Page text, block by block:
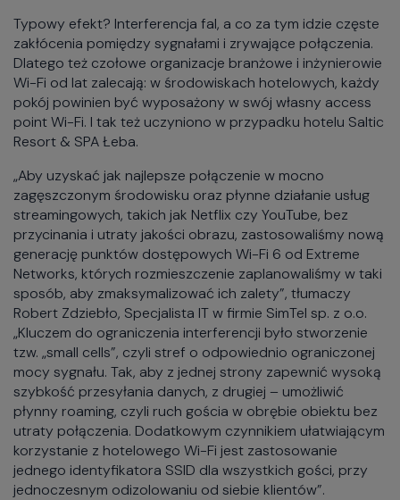
Typowy efekt? Interferencja fal, a co za tym idzie częste
zakłócenia pomiędzy sygnałami i zrywające połączenia.
Dlatego też czołowe organizacje branżowe i inżynierowie
Wi-Fi od lat zalecają: w środowiskach hotelowych, każdy
pokój powinien być wyposażony w swój własny access
point Wi-Fi. I tak też uczyniono w przypadku hotelu Saltic
Resort & SPA Łeba.
„Aby uzyskać jak najlepsze połączenie w mocno
zagęszczonym środowisku oraz płynne działanie usług
streamingowych, takich jak Netflix czy YouTube, bez
przycinania i utraty jakości obrazu, zastosowaliśmy nową
generację punktów dostępowych Wi-Fi 6 od Extreme
Networks, których rozmieszczenie zaplanowaliśmy w taki
sposób, aby zmaksymalizować ich zalety”, tłumaczy
Robert Zdziebło, Specjalista IT w firmie SimTel sp. z o.o.
„Kluczem do ograniczenia interferencji było stworzenie
tzw. „small cells”, czyli stref o odpowiednio ograniczonej
mocy sygnału. Tak, aby z jednej strony zapewnić wysoką
szybkość przesyłania danych, z drugiej – umożliwić
płynny roaming, czyli ruch gościa w obrębie obiektu bez
utraty połączenia. Dodatkowym czynnikiem ułatwiającym
korzystanie z hotelowego Wi-Fi jest zastosowanie
jednego identyfikatora SSID dla wszystkich gości, przy
jednoczesnym odizolowaniu od siebie klientów”.